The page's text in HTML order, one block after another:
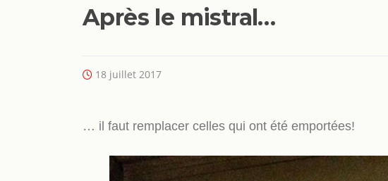
Après le mistral…
18 juillet 2017
… il faut remplacer celles qui ont été emportées!